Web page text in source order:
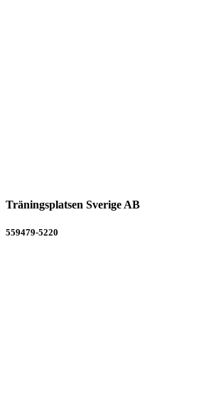
Träningsplatsen Sverige AB
559479-5220